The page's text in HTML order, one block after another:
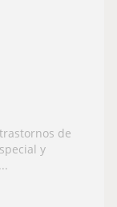
de
y